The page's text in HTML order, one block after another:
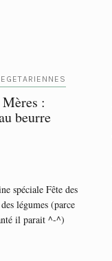
:
beurre
spéciale Fête des
légumes (parce
il parait ^-^)